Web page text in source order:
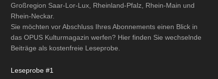
Großregion Saar-Lor-Lux, Rheinland-Pfalz, Rhein-Main und
Rhein-Neckar.
Sie möchten vor Abschluss Ihres Abonnements einen Blick in
das OPUS Kulturmagazin werfen? Hier finden Sie wechselnde
Beiträge als kostenfreie Leseprobe.
Leseprobe #1